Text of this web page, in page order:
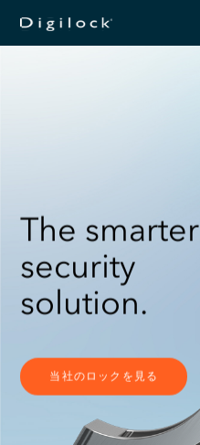
The smarter
security
solution.
当社のロックを見る